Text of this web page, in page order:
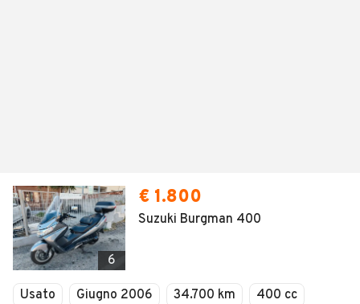
6
€ 1.800
Suzuki Burgman 400
Usato Giugno 2006 34.700 km
400 cc